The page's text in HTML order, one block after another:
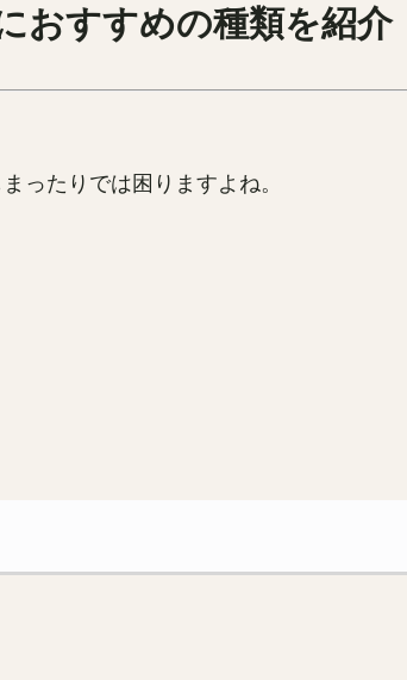
おすすめの種類を紹介
ったりでは困りますよね。